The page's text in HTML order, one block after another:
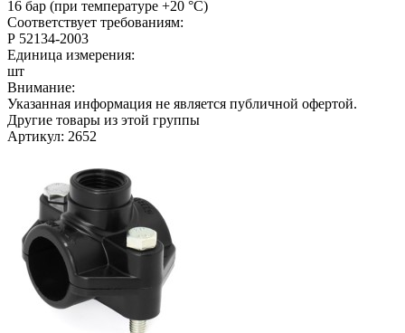
16 бар (при температуре +20 °C)
Соответствует требованиям:
Р 52134-2003
Единица измерения:
шт
Внимание:
Указанная информация не является публичной офертой.
Другие товары из этой группы
Артикул: 2652